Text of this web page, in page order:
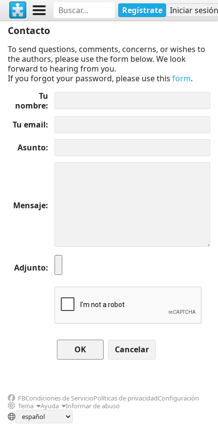
Regístrate Iniciar sesión
Contacto
To send questions, comments, concerns, or wishes to
the authors, please use the form below. We look
forward to hearing from you.
If you forgot your password, please use this form.
Tu
nombre
Tu email
Asunto
Mensaje
Adjunto
Cancelar
FBCondiciones de ServicioPolíticas de privacidadConfiguración
Tema
Ayuda Informar de abuso